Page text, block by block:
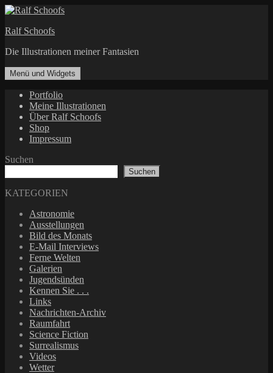
Zum
springen
Ralf Schoofs
Die Illustrationen meiner Fantasien
Menü und Widgets
Portfolio
Meine Illustrationen
Über Ralf Schoofs
Shop
Impressum
Suchen
Suchen
KATEGORIEN
Astronomie
Ausstellungen
Bild des Monats
E-Mail Interviews
Ferne Welten
Galerien
Jugendsünden
Kennen Sie . . .
Links
Nachrichten-Archiv
Raumfahrt
Science Fiction
Surrealismus
Videos
Wetter